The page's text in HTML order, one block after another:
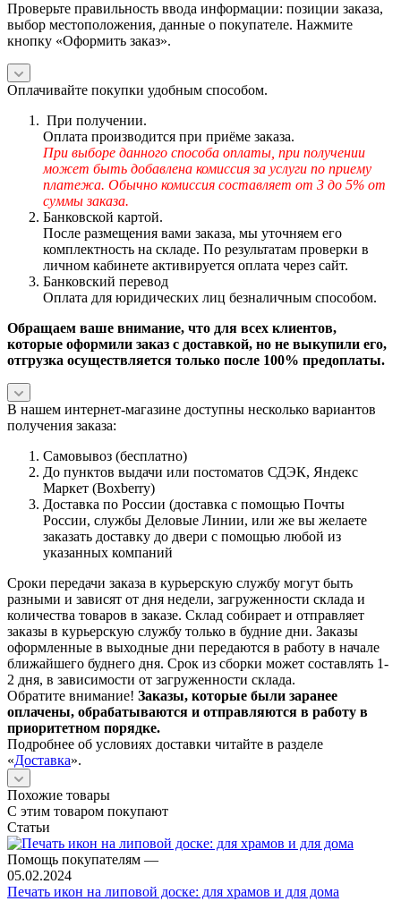
Проверьте правильность ввода информации: позиции заказа,
выбор местоположения, данные о покупателе. Нажмите
кнопку «Оформить заказ».
Оплачивайте покупки удобным способом.
При получении.
Оплата производится при приёме заказа.
При выборе данного способа оплаты, при получении
может быть добавлена комиссия за услуги по приему
платежа. Обычно комиссия составляет от 3 до 5% от
суммы заказа.
Банковской картой.
После размещения вами заказа, мы уточняем его
комплектность на складе. По результатам проверки в
личном кабинете активируется оплата через сайт.
Банковский перевод
Оплата для юридических лиц безналичным способом.
Обращаем ваше внимание, что для всех клиентов,
которые оформили заказ с доставкой, но не выкупили его,
отгрузка осуществляется только после 100% предоплаты.
В нашем интернет-магазине доступны несколько вариантов
получения заказа:
Самовывоз (бесплатно)
До пунктов выдачи или постоматов СДЭК, Яндекс
Маркет (Boxberry)
Доставка по России (доставка с помощью Почты
России, службы Деловые Линии, или же вы желаете
заказать доставку до двери с помощью любой из
указанных компаний
Сроки передачи заказа в курьерскую службу могут быть
разными и зависят от дня недели, загруженности склада и
количества товаров в заказе. Склад собирает и отправляет
заказы в курьерскую службу только в будние дни. Заказы
оформленные в выходные дни передаются в работу в начале
ближайшего буднего дня. Срок из сборки может составлять 1-
2 дня, в зависимости от загруженности склада.
Обратите внимание! Заказы, которые были заранее
оплачены, обрабатываются и отправляются в работу в
приоритетном порядке.
Подробнее об условиях доставки читайте в разделе
«Доставка».
Похожие товары
С этим товаром покупают
Статьи
Помощь покупателям —
05.02.2024
Печать икон на липовой доске: для храмов и для дома